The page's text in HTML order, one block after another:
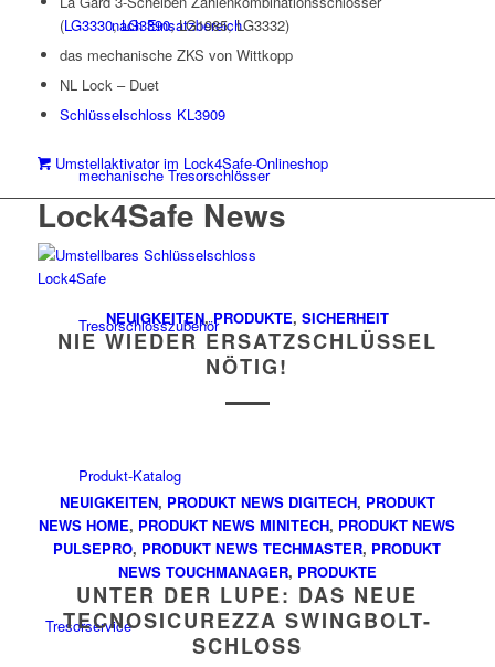
nach Einsatzbereich
mechanische Tresorschlösser
Tresorschlosszubehör
Produkt-Katalog
Tresorservice
(LG3330,LG3390, LG1985, LG3332)
das mechanische ZKS von Wittkopp
NL Lock – Duet
Schlüsselschloss KL3909
Umstellaktivator im Lock4Safe-Onlineshop
Lock4Safe News
NEUIGKEITEN,PRODUKTE, SICHERHEIT
NIE WIEDER ERSATZSCHLÜSSEL
NÖTIG!
NEUIGKEITEN, PRODUKT NEWS DIGITECH, PRODUKT
NEWS HOME, PRODUKT NEWS MINITECH, PRODUKT NEWS
PULSEPRO, PRODUKT NEWS TECHMASTER, PRODUKT
NEWS TOUCHMANAGER, PRODUKTE
UNTER DER LUPE: DAS NEUE
TECNOSICUREZZA SWINGBOLT-
SCHLOSS